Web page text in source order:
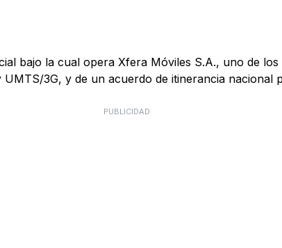
bajo la cual opera Xfera Móviles S.A., uno de
3G, y de un acuerdo de itinerancia
PUBLICIDAD